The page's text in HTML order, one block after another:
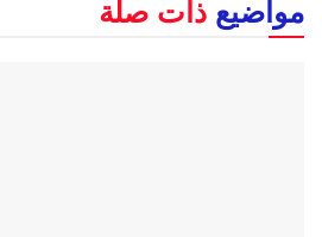
مواضيع ذات صلة